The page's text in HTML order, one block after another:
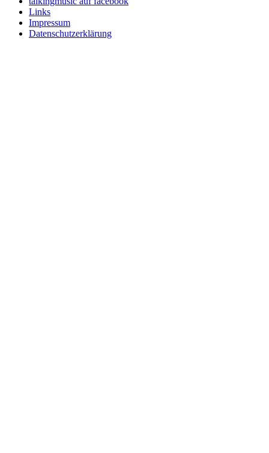
Links
Impressum
Datenschutzerklärung